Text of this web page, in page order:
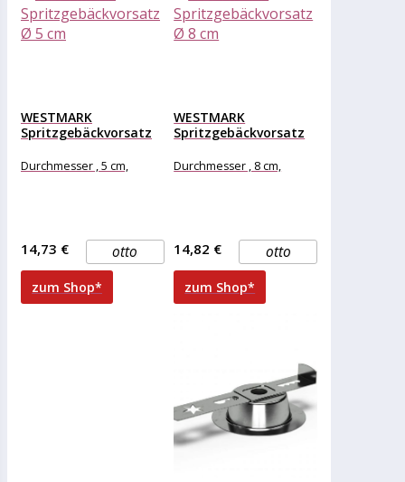
WESTMARK
Spritzgebäckvorsatz
Durchmesser , 5 cm,
otto
14,73 €
zum Shop*
WESTMARK
Spritzgebäckvorsatz
Durchmesser , 8 cm,
otto
14,82 €
zum Shop*